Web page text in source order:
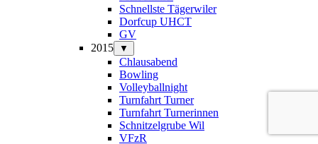
Schnellste Tägerwiler
Dorfcup UHCT
GV
2015
▼
Chlausabend
Bowling
Volleyballnight
Turnfahrt Turner
Turnfahrt Turnerinnen
Schnitzelgrube Wil
VFzR